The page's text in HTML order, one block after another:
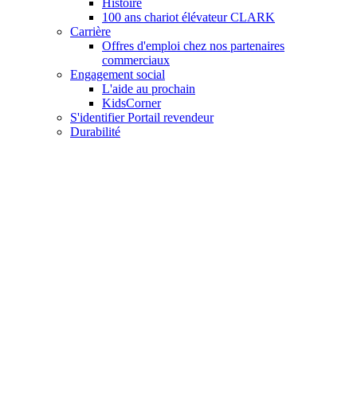
100 ans chariot élévateur CLARK
Carrière
Offres d'emploi chez nos partenaires
commerciaux
Engagement social
L'aide au prochain
KidsCorner
S'identifier Portail revendeur
Durabilité